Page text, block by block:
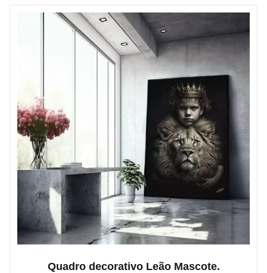
Quadro decorativo Leão Mascote.